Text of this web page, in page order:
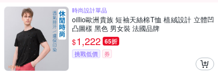
時尚設計單品
oillio歐洲貴族 短袖天絲棉T恤 植絨設計 立體凹
凸圖樣 黑色 男女裝 法國品牌
$1,222 65折
挑戰低價 券